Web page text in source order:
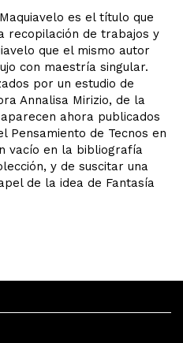
es el título que
recopilación de trabajos y
que el mismo autor
con maestría singular.
por un estudio de
Annalisa Mirizio, de la
ahora publicados
Pensamiento de Tecnos en
vacío en la bibliografía
y de suscitar una
de la idea de Fantasía